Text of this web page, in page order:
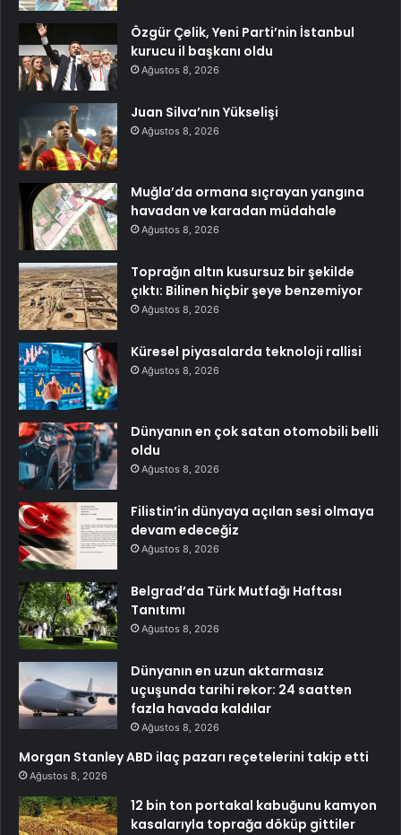
Özgür Çelik, Yeni Parti’nin İstanbul
kurucu il başkanı oldu
Ağustos 8, 2026
Juan Silva’nın Yükselişi
Ağustos 8, 2026
Muğla’da ormana sıçrayan yangına
havadan ve karadan müdahale
Ağustos 8, 2026
Toprağın altın kusursuz bir şekilde
çıktı: Bilinen hiçbir şeye benzemiyor
Ağustos 8, 2026
Küresel piyasalarda teknoloji rallisi
Ağustos 8, 2026
Dünyanın en çok satan otomobili belli
oldu
Ağustos 8, 2026
Filistin’in dünyaya açılan sesi olmaya
devam edeceğiz
Ağustos 8, 2026
Belgrad’da Türk Mutfağı Haftası
Tanıtımı
Ağustos 8, 2026
Dünyanın en uzun aktarmasız
uçuşunda tarihi rekor: 24 saatten
fazla havada kaldılar
Ağustos 8, 2026
Morgan Stanley ABD ilaç pazarı reçetelerini takip etti
Ağustos 8, 2026
12 bin ton portakal kabuğunu kamyon
kasalarıyla toprağa döküp gittiler